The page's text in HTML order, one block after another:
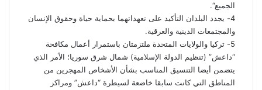
الجميع“.
4-
يجدد البلدان التأكيد على تعهداتهما بحماية حياة وحقوق الإنسان
والمجتمعات الدينية والعرقية.
5-
تركيا والولايات المتحدة ملتزمتان باستمرار أعمال مكافحة
“داعش” (تنظيم الدولة الإسلامية) شمال شرق سوريا؛ الأمر الذي
يتضمن أيضا التنسيق المناسب بشأن الأشخاص المهجرين من
المناطق التي كانت سابقا خاضعة لسيطرة “داعش” ومراكز